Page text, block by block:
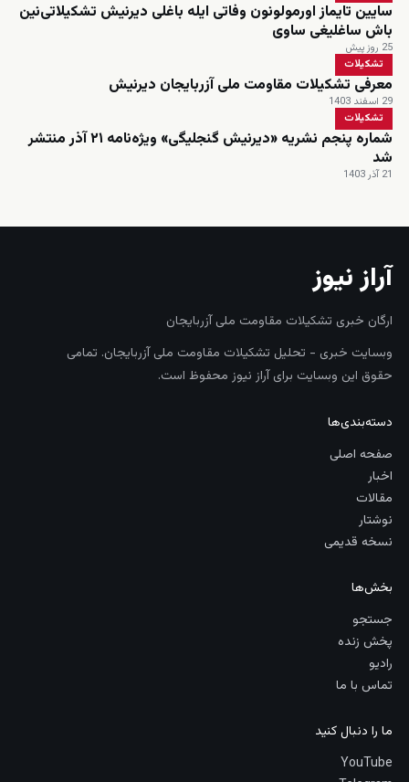
سایین تایماز اورمولونون وفاتی ایله باغلی دیرنیش تشکیلاتی‌نین
باش ساغلیغی ساوی
25 روز پیش
تشکیلات
معرفی تشکیلات مقاومت ملی آزربایجان دیرنیش
29 اسفند 1403
تشکیلات
شماره پنجم نشریه «دیرنیش گنجلیگی» ویژه‌نامه ۲۱ آذر منتشر
شد
21 آذر 1403
آراز نیوز
ارگان خبری تشکیلات مقاومت ملی آزربایجان
وبسایت خبری - تحلیل تشکیلات مقاومت ملی آزربایجان. تمامی
حقوق این وبسایت برای آراز نیوز محفوظ است.
دسته‌بندی‌ها
صفحه اصلی
اخبار
مقالات
نوشتار
نسخه قدیمی
بخش‌ها
جستجو
پخش زنده
رادیو
تماس با ما
ما را دنبال کنید
YouTube